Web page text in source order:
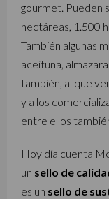
gourmet. Pueden
hectáreas, 1.500
También algunas
aceituna,
también, al que
y a los
entre ellos
Hoy día cuenta
un sello de
es un sello de